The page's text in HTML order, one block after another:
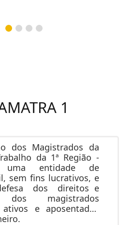
1
dos Magistrados da
da 1ª Região -
uma entidade de
sem fins lucrativos, e
dos direitos e
dos magistrados
e aposentados